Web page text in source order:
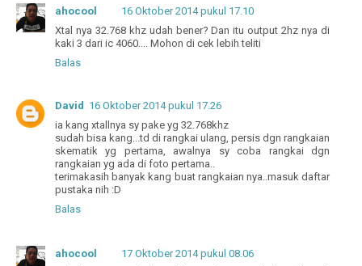
ahocool
16 Oktober 2014 pukul 17.10
Xtal nya 32.768 khz udah bener? Dan itu output 2hz nya di
kaki 3 dari ic 4060.... Mohon di cek lebih teliti
Balas
David 16 Oktober 2014 pukul 17.26
ia kang xtallnya sy pake yg 32.768khz
sudah bisa kang...td di rangkai ulang, persis dgn rangkaian
skematik yg pertama, awalnya sy coba rangkai dgn
rangkaian yg ada di foto pertama..
terimakasih banyak kang buat rangkaian nya..masuk daftar
pustaka nih :D
Balas
ahocool
17 Oktober 2014 pukul 08.06